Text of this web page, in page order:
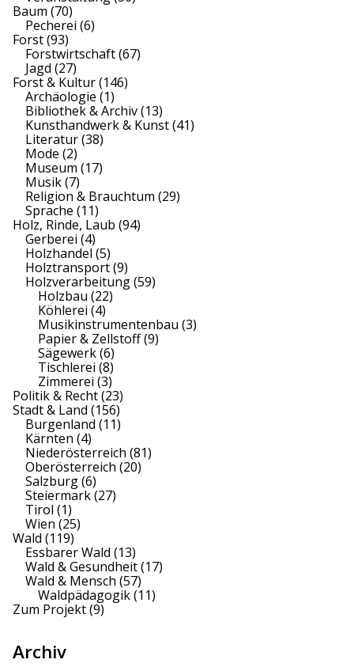
Baum (70)
Pecherei (6)
Forst(93)
Forstwirtschaft(67)
Jagd (27)
Forst & Kultur(146)
Archäologie (1)
Bibliothek & Archiv(13)
Kunsthandwerk & Kunst(41)
Literatur(38)
Mode (2)
Museum (17)
Musik(7)
Religion & Brauchtum (29)
Sprache (11)
Holz, Rinde, Laub (94)
Gerberei (4)
Holzhandel (5)
Holztransport(9)
Holzverarbeitung(59)
Holzbau (22)
Köhlerei (4)
Musikinstrumentenbau (3)
Papier & Zellstoff(9)
Sägewerk(6)
Tischlerei (8)
Zimmerei (3)
Politik & Recht(23)
Stadt & Land (156)
Burgenland (11)
Kärnten (4)
Niederösterreich (81)
Oberösterreich (20)
Salzburg(6)
Steiermark(27)
Tirol (1)
Wien (25)
Wald (119)
Essbarer Wald (13)
Wald & Gesundheit(17)
Wald & Mensch (57)
Waldpädagogik(11)
Zum Projekt(9)
Archiv